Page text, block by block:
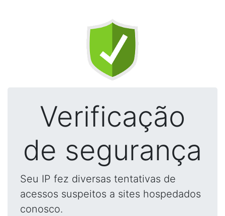
Verificação
de segurança
Seu IP fez diversas tentativas de
acessos suspeitos a sites hospedados
conosco.